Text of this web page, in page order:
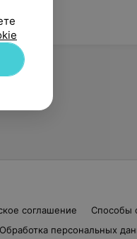
соглашение Способы
Обработка персональных